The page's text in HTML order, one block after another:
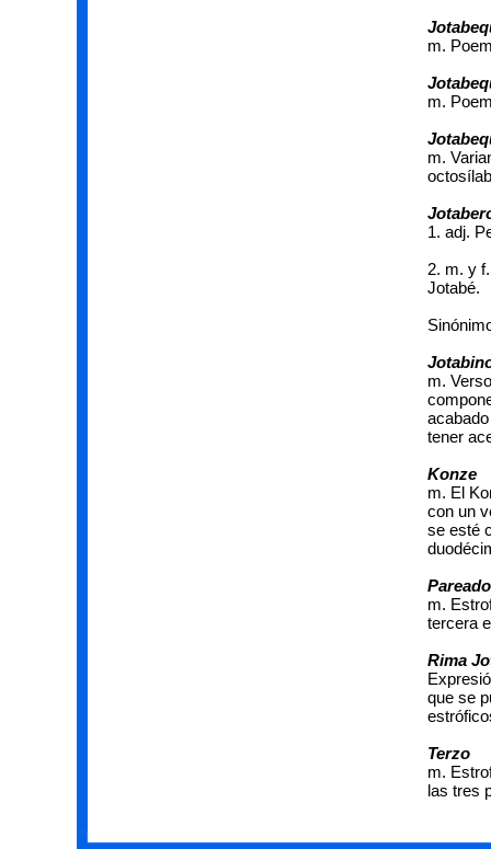
m.
m.
m.
1. adj.
2. m. y
Jotabé.
m.
tener
Konze
m. El
con un
se esté
Pareado
m.
tercera
Rima
que se
Terzo
m.
las tres